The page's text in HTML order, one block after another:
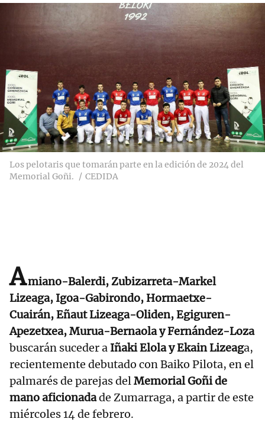
Los pelotaris que tomarán parte en la edición de 2024 del
Memorial Goñi.
CEDIDA
Amiano-Balerdi, Zubizarreta-Markel
Lizeaga, Igoa-Gabirondo, Hormaetxe-
Cuairán, Eñaut Lizeaga-Oliden, Egiguren-
Apezetxea, Murua-Bernaola y Fernández-Loza
buscarán suceder a Iñaki Elola y Ekain Lizeaga,
recientemente debutado con Baiko Pilota, en el
palmarés de parejas delMemorial Goñi de
mano aficionadade Zumarraga, a partir de este
miércoles 14 de febrero.